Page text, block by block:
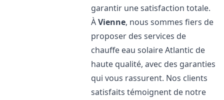
garantir une satisfaction totale.
ÀVienne, nous sommes fiers de
proposer des services de
chauffe eau solaire Atlantic de
haute qualité, avec des garanties
qui vous rassurent. Nos clients
satisfaits témoignent de notre